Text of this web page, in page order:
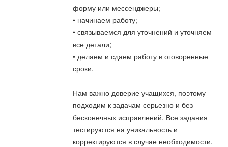
форму или мессенджеры;
• начинаем работу;
• связываемся для уточнений и уточняем
все детали;
• делаем и сдаем работу в оговоренные
сроки.
Нам важно доверие учащихся, поэтому
подходим к задачам серьезно и без
бесконечных исправлений. Все задания
тестируются на уникальность и
корректируются в случае необходимости.